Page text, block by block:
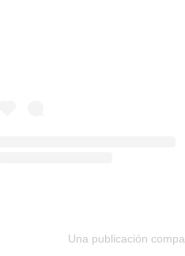
Una publicación